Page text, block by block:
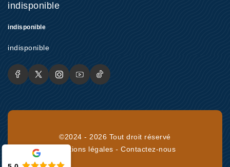
indisponible
indisponible
indisponible
©2024 - 2026 Tout droit réservé
Mentions légales -Contactez-nous